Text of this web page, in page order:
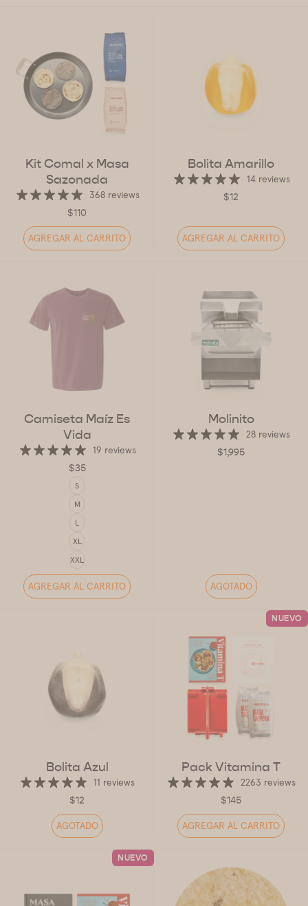
Kit Comal x Masa
Sazonada
368 reviews
$110
AGREGAR AL CARRITO
Bolita Amarillo
14 reviews
$12
AGREGAR AL CARRITO
Camiseta Maíz Es
Vida
19 reviews
$35
TALLA
S
M
L
XL
XXL
AGREGAR AL CARRITO
Molinito
28 reviews
$1,995
AGOTADO
Bolita Azul
11 reviews
$12
AGOTADO
NUEVO
Pack Vitamina T
2263 reviews
$145
AGREGAR AL CARRITO
NUEVO